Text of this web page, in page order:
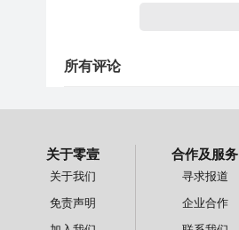
所有评论
关于零壹
关于我们
免责声明
合作及服务
寻求报道
企业合作